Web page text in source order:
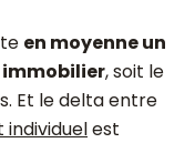
en moyenne un
immobilier, soit le
Et le delta entre
est